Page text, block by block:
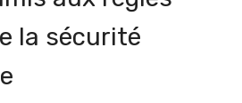
la sécurité